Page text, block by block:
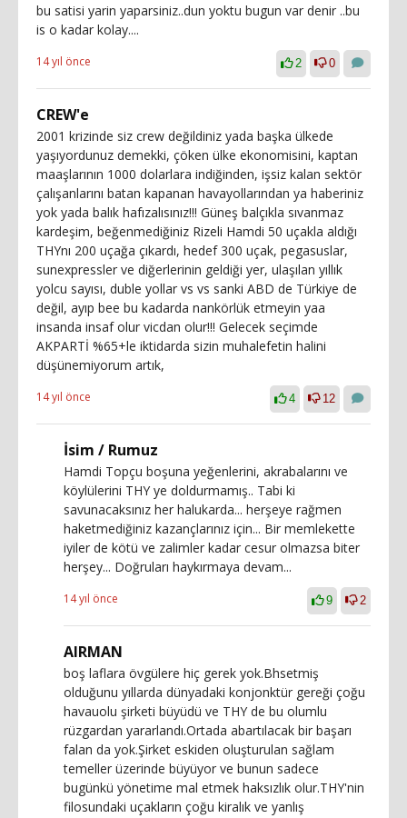
bu satisi yarin yaparsiniz..dun yoktu bugun var denir ..bu
is o kadar kolay....
14 yıl önce 2 0
CREW'e
2001 krizinde siz crew değildiniz yada başka ülkede
yaşıyordunuz demekki, çöken ülke ekonomisini, kaptan
maaşlarının 1000 dolarlara indiğinden, işsiz kalan sektör
çalışanlarını batan kapanan havayollarından ya haberiniz
yok yada balık hafızalısınız!!! Güneş balçıkla sıvanmaz
kardeşim, beğenmediğiniz Rizeli Hamdi 50 uçakla aldığı
THYnı 200 uçağa çıkardı, hedef 300 uçak, pegasuslar,
sunexpressler ve diğerlerinin geldiği yer, ulaşılan yıllık
yolcu sayısı, duble yollar vs vs sanki ABD de Türkiye de
değil, ayıp bee bu kadarda nankörlük etmeyin yaa
insanda insaf olur vicdan olur!!! Gelecek seçimde
AKPARTİ %65+le iktidarda sizin muhalefetin halini
düşünemiyorum artık,
14 yıl önce 4 12
İsim / Rumuz
Hamdi Topçu boşuna yeğenlerini, akrabalarını ve
köylülerini THY ye doldurmamış.. Tabi ki
savunacaksınız her halukarda... herşeye rağmen
haketmediğiniz kazançlarınız için... Bir memlekette
iyiler de kötü ve zalimler kadar cesur olmazsa biter
herşey... Doğruları haykırmaya devam...
14 yıl önce 9 2
AIRMAN
boş laflara övgülere hiç gerek yok.Bhsetmiş
olduğunu yıllarda dünyadaki konjonktür gereği çoğu
havauolu şirketi büyüdü ve THY de bu olumlu
rüzgardan yararlandı.Ortada abartılacak bir başarı
falan da yok.Şirket eskiden oluşturulan sağlam
temeller üzerinde büyüyor ve bunun sadece
bugünkü yönetime mal etmek haksızlık olur.THY'nin
filosundaki uçakların çoğu kiralık ve yanlış